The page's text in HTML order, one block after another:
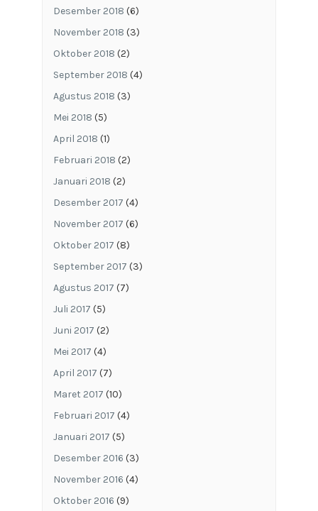
Desember 2018 (6)
November 2018 (3)
Oktober 2018 (2)
September 2018 (4)
Agustus 2018 (3)
Mei 2018 (5)
April 2018 (1)
Februari 2018 (2)
Januari 2018 (2)
Desember 2017 (4)
November 2017 (6)
Oktober 2017 (8)
September 2017 (3)
Agustus 2017 (7)
Juli 2017 (5)
Juni 2017 (2)
Mei 2017 (4)
April 2017 (7)
Maret 2017 (10)
Februari 2017 (4)
Januari 2017 (5)
Desember 2016 (3)
November 2016 (4)
Oktober 2016 (9)